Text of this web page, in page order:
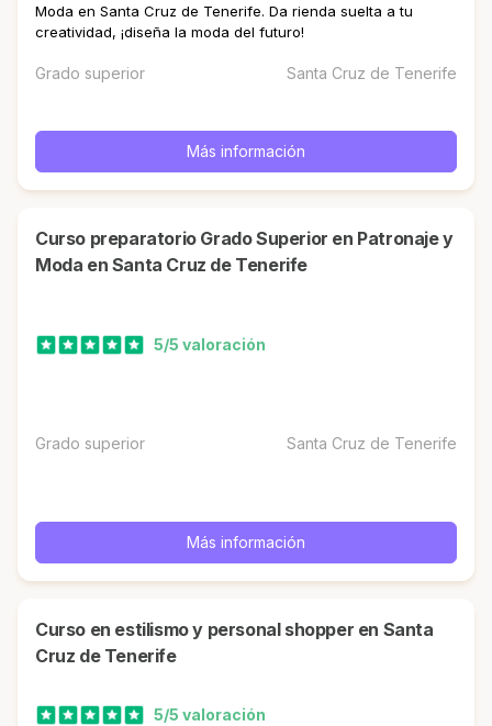
Moda en Santa Cruz de Tenerife. Da rienda suelta a tu
creatividad, ¡diseña la moda del futuro!
Grado superior Santa Cruz de Tenerife
Más información
Curso preparatorio Grado Superior en Patronaje y
Moda en Santa Cruz de Tenerife
5/5 valoración
Grado superior Santa Cruz de Tenerife
Más información
curso en estilismo y personal shopper en Santa
Cruz de Tenerife
5/5 valoración